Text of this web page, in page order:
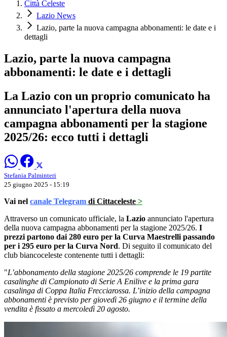
Città Celeste
Lazio News
Lazio, parte la nuova campagna abbonamenti: le date e i
dettagli
Lazio, parte la nuova campagna
abbonamenti: le date e i dettagli
La Lazio con un proprio comunicato ha
annunciato l'apertura della nuova
campagna abbonamenti per la stagione
2025/26: ecco tutti i dettagli
Stefania Palminteri
25 giugno 2025 - 15:19
Vai nel canale Telegram di Cittaceleste >
Attraverso un comunicato ufficiale, la Lazio annunciato l'apertura
della nuova campagna abbonamenti per la stagione 2025/26. I
prezzi partono dai 280 euro per la Curva Maestrelli passando
per i 295 euro per la Curva Nord. Di seguito il comunicato del
club biancoceleste contenente tutti i dettagli:
"L’abbonamento della stagione 2025/26 comprende le 19 partite
casalinghe di Campionato di Serie A Enilive e la prima gara
casalinga di Coppa Italia Frecciarossa. L’inizio della campagna
abbonamenti è previsto per giovedì 26 giugno e il termine della
vendita è fissato a mercoledì 20 agosto.